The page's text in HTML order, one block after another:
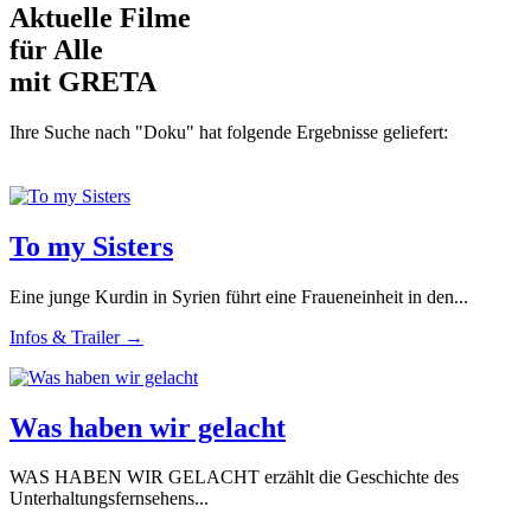
Aktuelle Filme
für Alle
mit GRETA
Ihre Suche nach "Doku" hat folgende Ergebnisse geliefert:
To my Sisters
Eine junge Kurdin in Syrien führt eine Fraueneinheit in den...
Infos & Trailer →
Was haben wir gelacht
WAS HABEN WIR GELACHT erzählt die Geschichte des
Unterhaltungsfernsehens...